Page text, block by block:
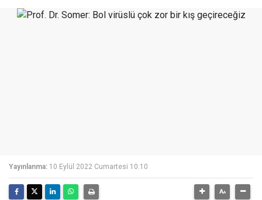
Yayınlanma: 10 Eylül 2022 Cumartesi 10:10